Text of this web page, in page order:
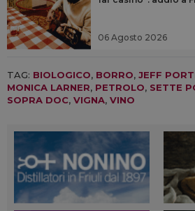
06 Agosto 2026
TAG: BIOLOGICO, BORRO, JEFF
MONICA LARNER, PETROLO, SETTE
SOPRA DOC, VIGNA, VINO